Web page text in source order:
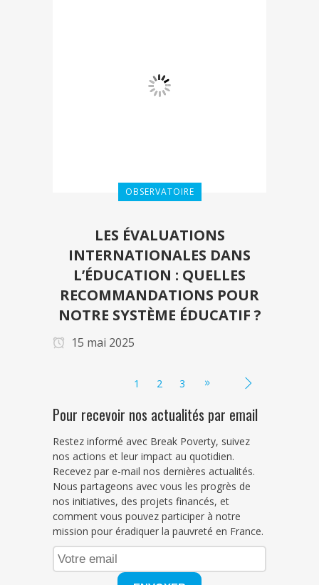
OBSERVATOIRE
LES ÉVALUATIONS
INTERNATIONALES DANS
L’ÉDUCATION : QUELLES
RECOMMANDATIONS POUR
NOTRE SYSTÈME ÉDUCATIF ?
15 mai 2025
1 2 3
Pour recevoir nos actualités par email
Restez informé avec Break Poverty, suivez
nos actions et leur impact au quotidien.
Recevez par e-mail nos dernières actualités.
Nous partageons avec vous les progrès de
nos initiatives, des projets financés, et
comment vous pouvez participer à notre
mission pour éradiquer la pauvreté en France.